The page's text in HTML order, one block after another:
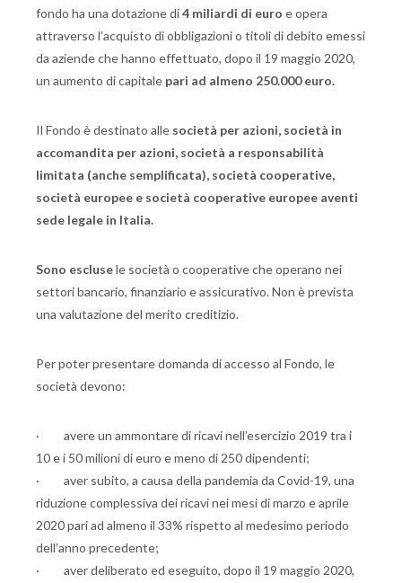
fondo ha una dotazione di4 miliardi di euro e opera
attraverso l’acquisto di obbligazioni o titoli di debito emessi
da aziende che hanno effettuato, dopo il 19 maggio 2020,
un aumento di capitale pari ad almeno 250.000 euro.
Il Fondo è destinato alle società per azioni, società in
accomandita per azioni, società a responsabilità
limitata (anche semplificata), società cooperative,
società europee e società cooperative europee aventi
sede legale in Italia.
Sono esclusele società o cooperative che operano nei
settori bancario, finanziario e assicurativo. Non è prevista
una valutazione del merito creditizio.
Per poter presentare domanda di accesso al Fondo, le
società devono:
· avere un ammontare di ricavi nell’esercizio 2019 tra i
10 e i 50 milioni di euro e meno di 250 dipendenti;
· aver subito, a causa della pandemia da Covid-19, una
riduzione complessiva dei ricavi nei mesi di marzo e aprile
2020 pari ad almeno il 33% rispetto al medesimo periodo
dell’anno precedente;
· aver deliberato ed eseguito, dopo il 19 maggio 2020,